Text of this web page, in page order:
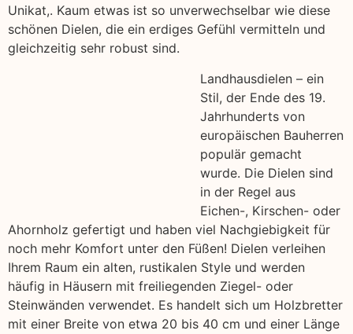
Unikat,. Kaum etwas ist so unverwechselbar wie diese
schönen Dielen, die ein erdiges Gefühl vermitteln und
gleichzeitig sehr robust sind.
Landhausdielen – ein
Stil, der Ende des 19.
Jahrhunderts von
europäischen Bauherren
populär gemacht
wurde. Die Dielen sind
in der Regel aus
Eichen-, Kirschen- oder
Ahornholz gefertigt und haben viel Nachgiebigkeit für
noch mehr Komfort unter den Füßen! Dielen verleihen
Ihrem Raum ein alten, rustikalen Style und werden
häufig in Häusern mit freiliegenden Ziegel- oder
Steinwänden verwendet. Es handelt sich um Holzbretter
mit einer Breite von etwa 20 bis 40 cm und einer Länge